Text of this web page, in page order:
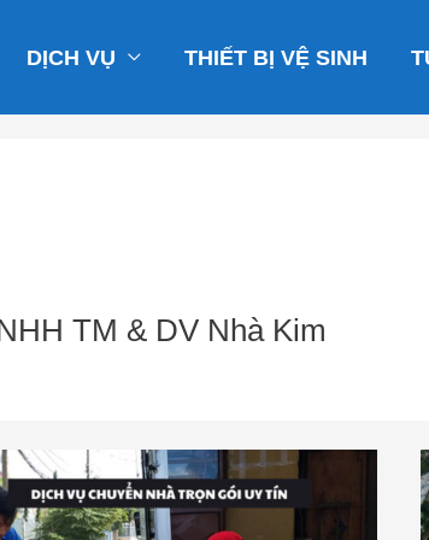
DỊCH VỤ THIẾT BỊ VỆ SINH
TM & DV Nhà Kim